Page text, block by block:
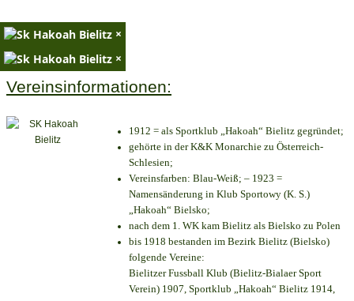
×
×
Vereinsinformationen:
1912 = als Sportklub „Hakoah“ Bielitz gegründet;
gehörte in der K&K Monarchie zu Österreich-
Schlesien;
Vereinsfarben: Blau-Weiß; – 1923 =
Namensänderung in Klub Sportowy (K. S.)
„Hakoah“ Bielsko;
nach dem 1. WK kam Bielitz als Bielsko zu Polen
bis 1918 bestanden im Bezirk Bielitz (Bielsko)
folgende Vereine:
Bielitzer Fussball Klub (Bielitz-Bialaer Sport
Verein) 1907, Sportklub „Hakoah“ Bielitz 1914,